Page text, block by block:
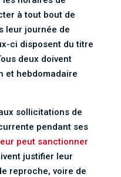
à tout bout de
leur journée de
ci disposent du titre
deux doivent
et hebdomadaire
sollicitations de
pendant ses
peut sanctionner
justifier leur
reproche, voire de